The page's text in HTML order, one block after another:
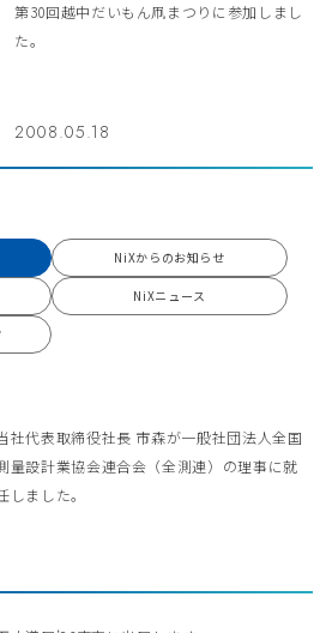
第30回越中だいもん凧まつりに参加しまし
た。
2008.05.18
社代表取締役社長 市森が一般社団法人全国
量設計業協会連合会（全測連）の理事に就
しました。
NiXからのお知らせ
NiXニュース